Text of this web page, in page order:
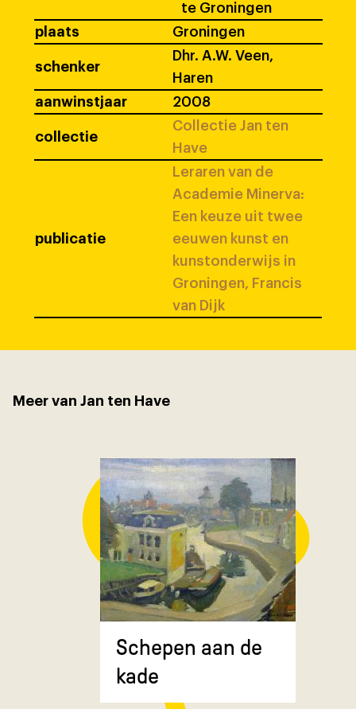
te Groningen
plaats
Groningen
schenker
Dhr. A.W. Veen,
Haren
aanwinstjaar
2008
collectie
Collectie Jan ten
Have
publicatie
Leraren van de
Academie Minerva:
Een keuze uit twee
eeuwen kunst en
kunstonderwijs in
Groningen, Francis
van Dijk
Meer van Jan ten Have
Schepen aan de
kade